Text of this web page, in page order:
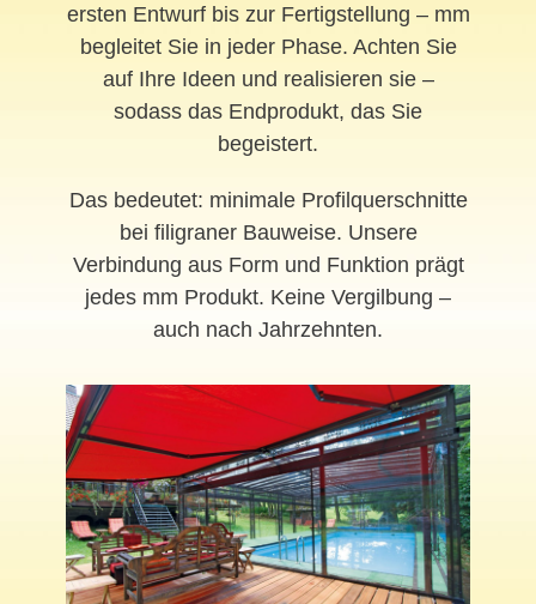
ersten Entwurf bis zur Fertigstellung – mm
begleitet Sie in jeder Phase. Achten Sie
auf Ihre Ideen und realisieren sie –
sodass das Endprodukt, das Sie
begeistert.
Das bedeutet: minimale Profilquerschnitte
bei filigraner Bauweise. Unsere
Verbindung aus Form und Funktion prägt
jedes mm Produkt. Keine Vergilbung –
auch nach Jahrzehnten.